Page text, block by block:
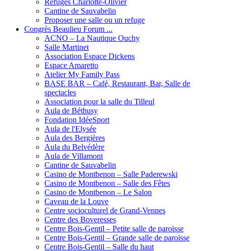
Cantine de Sauvabelin
Proposer une salle ou un refuge
Congrès Beaulieu Forum ...
ACNO – La Nautique Ouchy
Salle Martinet
Association Espace Dickens
Espace Amaretto
Atelier My Family Pass
BASE BAR – Café, Restaurant, Bar, Salle de
spectacles
Association pour la salle du Tilleul
Aula de Béthusy
Fondation IdéeSport
Aula de l'Elysée
Aula des Bergières
Aula du Belvédère
Aula de Villamont
Cantine de Sauvabelin
Casino de Montbenon – Salle Paderewski
Casino de Montbenon – Salle des Fêtes
Casino de Montbenon – Le Salon
Caveau de la Louve
Centre socioculturel de Grand-Vennes
Centre des Boveresses
Centre Bois-Gentil – Petite salle de paroisse
Centre Bois-Gentil – Grande salle de paroisse
Centre Bois-Gentil – Salle du haut